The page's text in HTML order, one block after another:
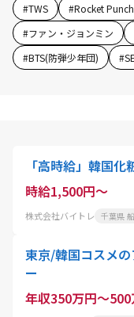
#TWS #Rocket Punch
#ファン・ジョンミン
#BTS(防弾少年団) #
「高時給」韓国
時給1,500円～
株式会社バイトレ 千葉県
東京/韓国コスメ
ー
年収350万円～500